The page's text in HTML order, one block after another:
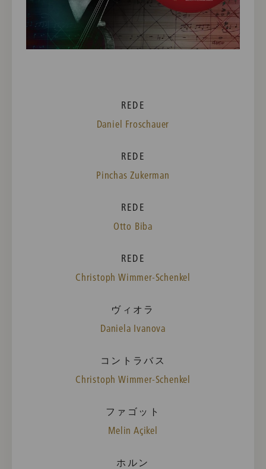
REDE
Daniel Froschauer
REDE
Pinchas Zukerman
REDE
Otto Biba
REDE
Christoph Wimmer-Schenkel
ヴィオラ
Daniela Ivanova
コントラバス
Christoph Wimmer-Schenkel
ファゴット
Melin Açikel
ホルン